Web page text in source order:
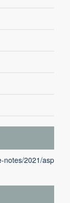
notes/2021/asp